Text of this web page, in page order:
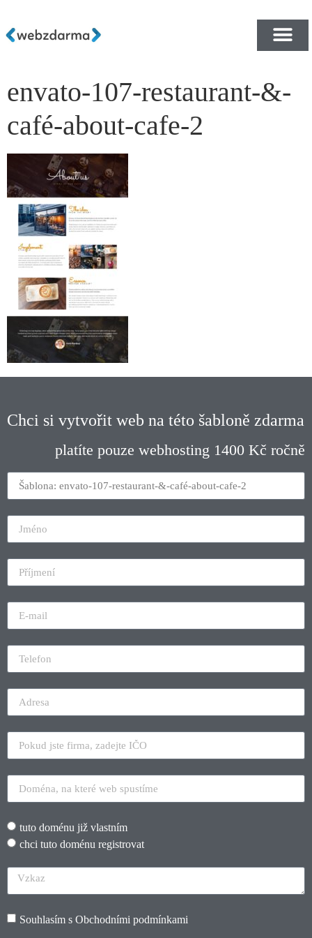
envato-107-restaurant-&-
café-about-cafe-2
Chci si vytvořit web na této šabloně zdarma
platíte pouze webhosting 1400 Kč ročně
tuto doménu již vlastním
chci tuto doménu registrovat
Souhlasím s Obchodními podmínkami